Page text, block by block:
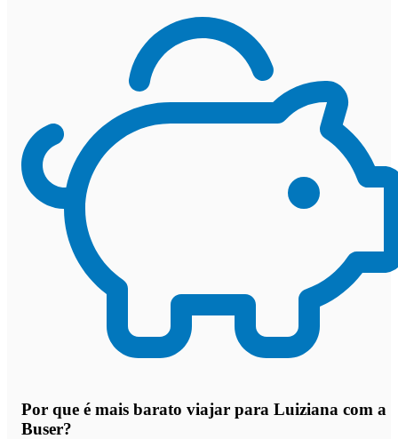
Por que é mais barato viajar para Luiziana com a
Buser?